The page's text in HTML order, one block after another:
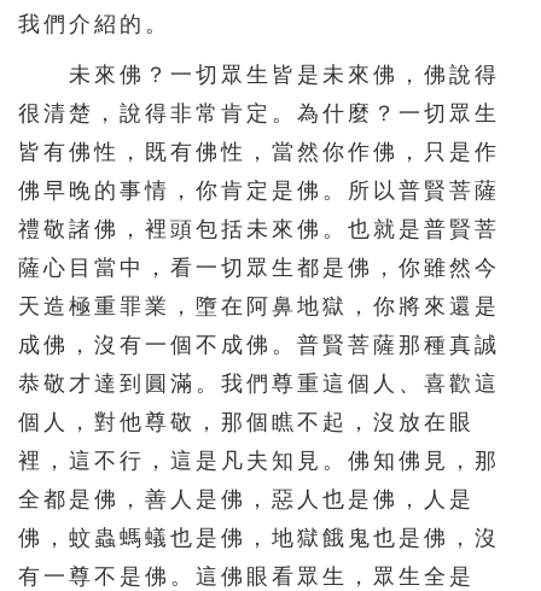
我們介紹的。
未來佛？一切眾生皆是未來佛，佛說得
很清楚，說得非常肯定。為什麼？一切眾生
皆有佛性，既有佛性，當然你作佛，只是作
佛早晚的事情，你肯定是佛。所以普賢菩薩
禮敬諸佛，裡頭包括未來佛。也就是普賢菩
薩心目當中，看一切眾生都是佛，你雖然今
天造極重罪業，墮在阿鼻地獄，你將來還是
成佛，沒有一個不成佛。普賢菩薩那種真誠
恭敬才達到圓滿。我們尊重這個人、喜歡這
個人，對他尊敬，那個瞧不起，沒放在眼
裡，這不行，這是凡夫知見。佛知佛見，那
全都是佛，善人是佛，惡人也是佛，人是
佛，蚊蟲螞蟻也是佛，地獄餓鬼也是佛，沒
有一尊不是佛。這佛眼看眾生，眾生全是